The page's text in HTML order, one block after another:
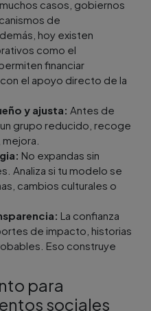
casos, gobiernos
de
hoy existen
como el
permiten financiar
el apoyo directo de la
y ajusta: Antes de
grupo reducido, recoge
mejora.
No expandas sin
Analiza si tu modelo se
cambios culturales o
La confianza
de impacto, historias
Eso construye
para
sociales